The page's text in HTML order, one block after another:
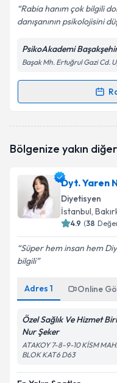
Rabia hanım çok bilgili
danışanının psikolojisini
PsikoAkademi
Başak Mh. Ertuğrul Gazi Cd.
Randevu
oluşturun. Size bu
E-posta Adresiniz
Kişisel
Bölgenize yakın
Dyt. Yaren
Diyetisyen
İstanbul,
4.9 (38
Süper hem insan hem
bilgili
Adres 1 Online
Özel Sağlık Ve Hizmet
Nur Şeker
ATAKOY 7-8-9-10 KİSM
BLOK KAT6 D63